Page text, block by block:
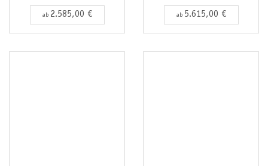
ab 2.585,00 € ab 5.615,00 €